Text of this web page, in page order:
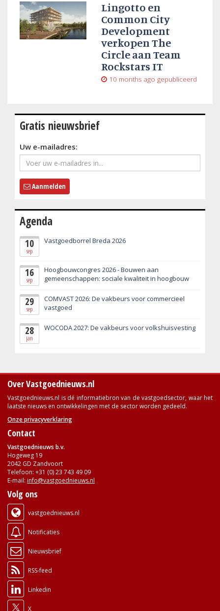
Lingotto en
Common City
Development
verkopen The
Circle aan Team
Rockstars IT
10 months ago gepubliceerd
Gratis nieuwsbrief
Uw e-mailadres:
Aanmelden
Agenda
10
sep
Vastgoedborrel Breda 2026
16
sep
Hoogbouwcongres 2026 - Bouwen aan
gemeenschappen: sociale kwaliteit in hoogbouw
29
sep
COMVAST 2026: De vakbeurs voor commercieel
vastgoed
28
jan
WOCODA 2027: De vakbeurs voor volkshuisvesting
Over Vastgoednieuws.nl
Vastgoednieuws.nl is dé informatiebron van de vastgoedsector, waar het
laatste nieuws en ontwikkelingen met de sector worden gedeeld.
Onze privacyverklaring
Contact
Vastgoednieuws b.v.
Hogeweg 19
2042 GD Zandvoort
Telefoon: +31 (0) 23 743 49 09
E-mail: info@vastgoednieuws.nl
Volg ons
vastgoednieuws.nl
Notificaties
Nieuwsbrief
RSS-feed
Linkedin
X